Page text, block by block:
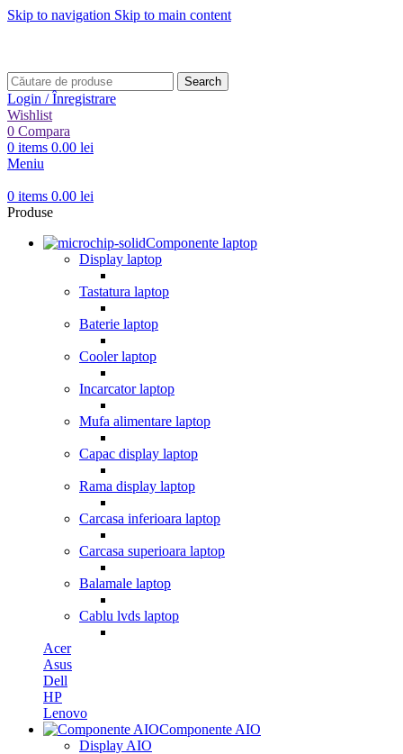
Skip to navigation Skip to main content
Search
Login / Înregistrare
Wishlist
0 Compara
0 items 0.00 lei
Meniu
0 items 0.00 lei
Produse
Componente laptop
Display laptop
Tastatura laptop
Baterie laptop
Cooler laptop
Incarcator laptop
Mufa alimentare laptop
Capac display laptop
Rama display laptop
Carcasa inferioara laptop
Carcasa superioara laptop
Balamale laptop
Cablu lvds laptop
Acer
Asus
Dell
HP
Lenovo
Componente AIO
Display AIO